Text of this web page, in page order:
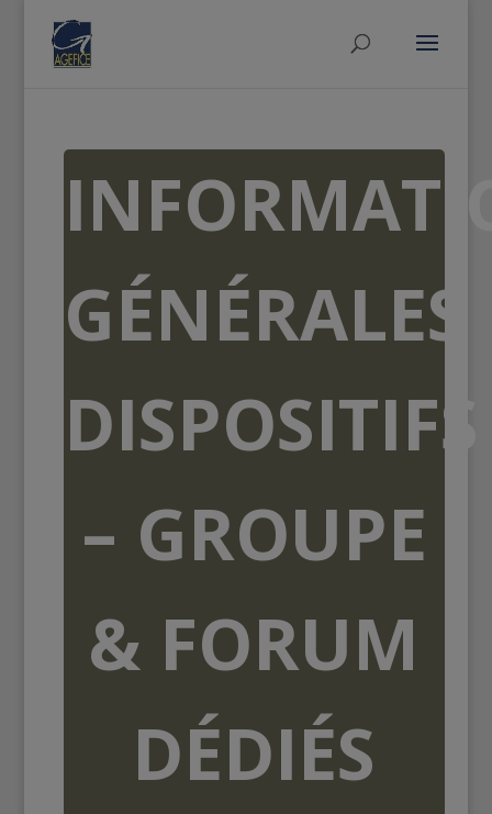
GÉNÉRALES
DISPOSITIFS
– GROUPE
& FORUM
DÉDIÉS